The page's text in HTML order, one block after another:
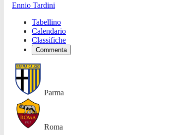
Ennio Tardini
Tabellino
Calendario
Classifiche
Commenta
Parma
Roma